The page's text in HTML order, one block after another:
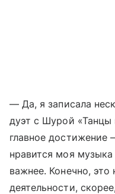
— Да, я записала
дуэт с Шурой
главное
нравится моя
важнее. Конечно, это
деятельности,